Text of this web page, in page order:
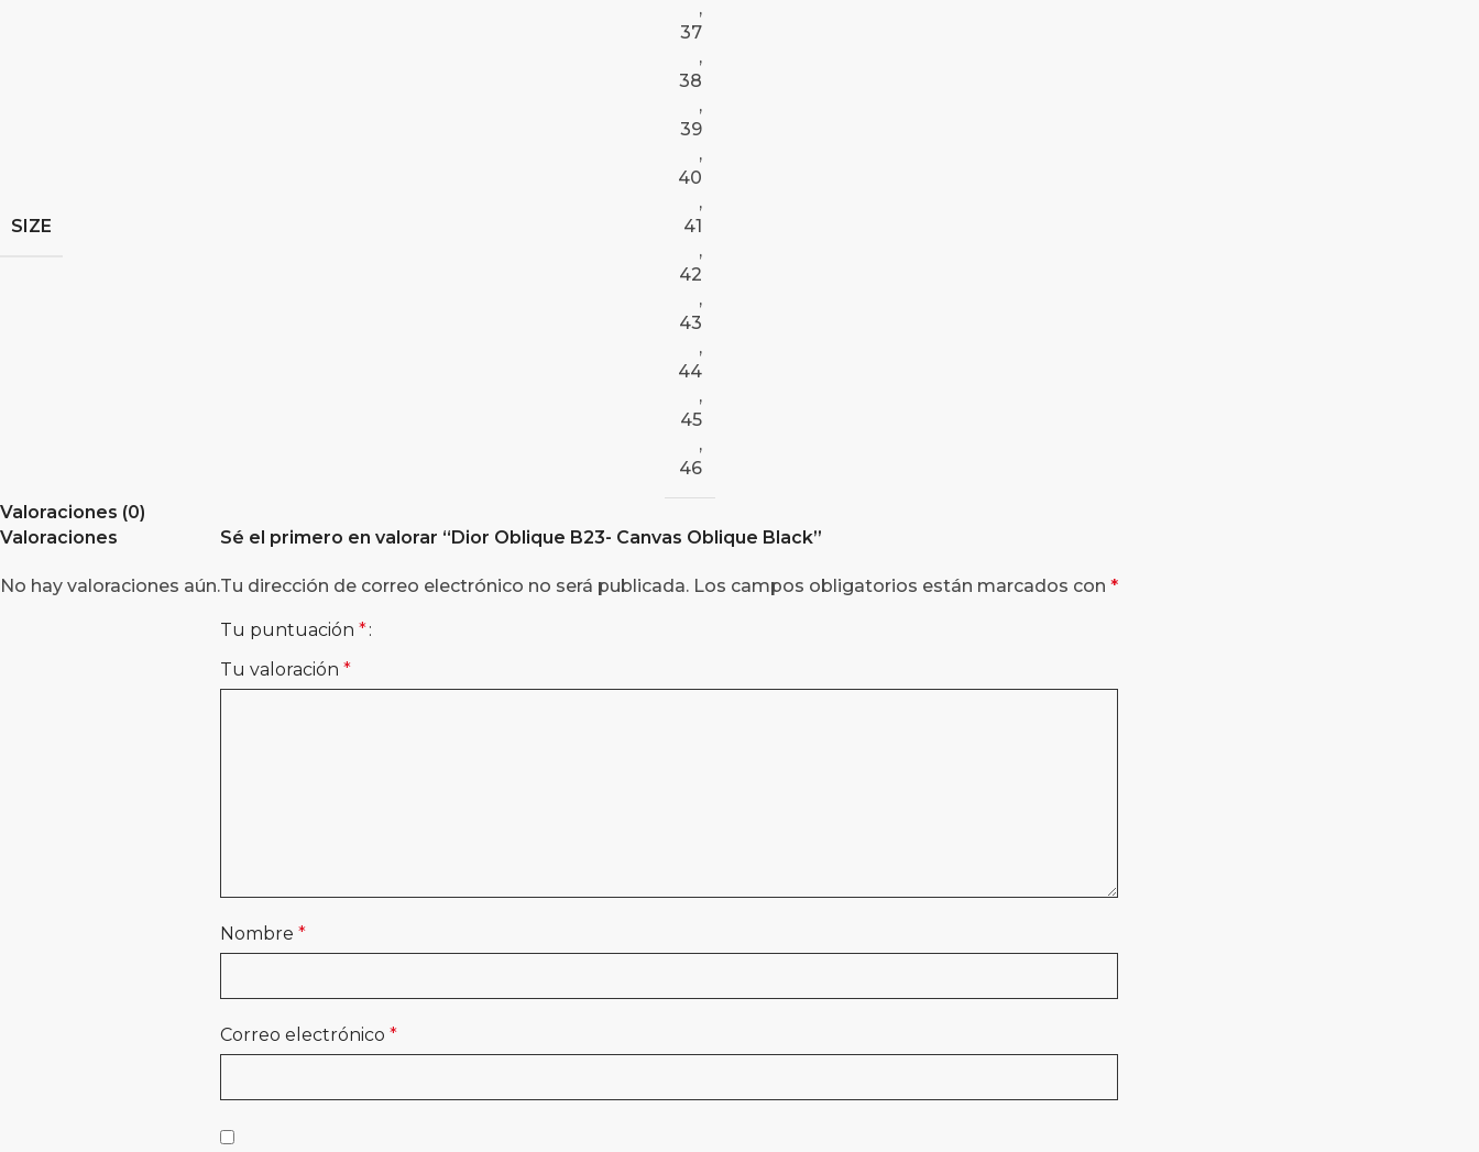
SIZE
,
37
,
38
,
39
,
40
,
41
,
42
,
43
,
44
,
45
,
46
Valoraciones (0)
Valoraciones
No hay valoraciones aún.
Sé el primero en valorar “Dior Oblique B23- Canvas Oblique Black”
Tu dirección de correo electrónico no será publicada. Los campos obligatorios están marcados con *
Tu puntuación *
Tu valoración *
Nombre *
Correo electrónico *